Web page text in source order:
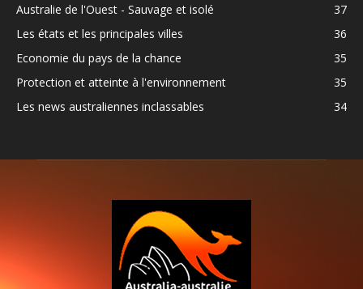
Australie de l'Ouest - Sauvage et isolé
37
Les états et les principales villes
36
Economie du pays de la chance
35
Protection et atteinte à l'environnement
35
Les news australiennes inclassables
34